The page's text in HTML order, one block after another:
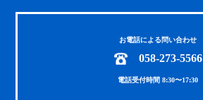
お電話による問い合わせ
058-273-5566
電話受付時間 8:30〜17:30